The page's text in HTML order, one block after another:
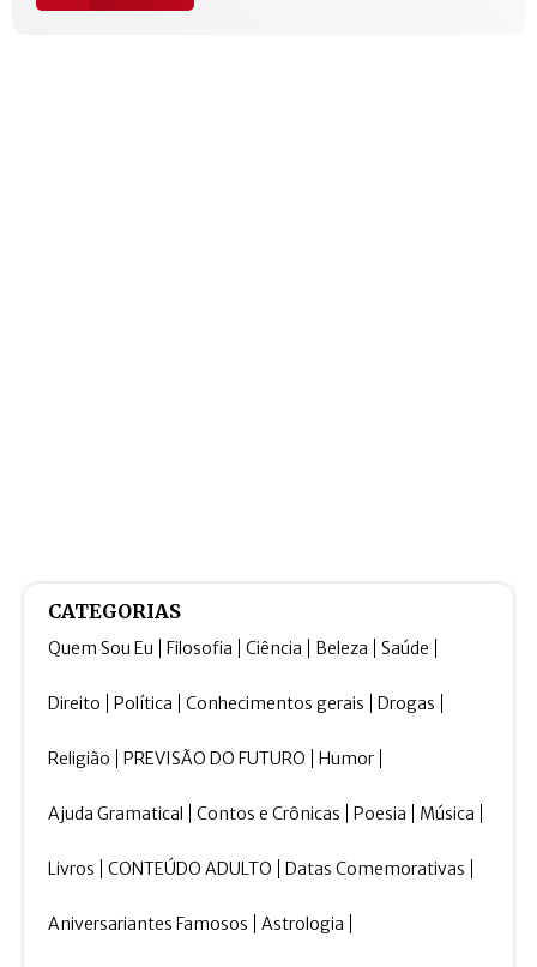
CATEGORIAS
Quem Sou Eu Filosofia Ciência Beleza Saúde
Direito Política Conhecimentos gerais Drogas
Religião PREVISÃO DO FUTURO Humor
Ajuda Gramatical Contos e Crônicas Poesia Música
Livros CONTEÚDO ADULTO Datas Comemorativas
Aniversariantes Famosos Astrologia